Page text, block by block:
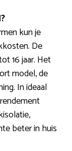
kun je
De
16 jaar. Het
model, de
In ideaal
beter in huis